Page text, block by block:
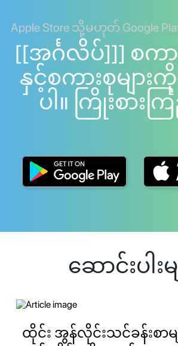
Apple Store သို့မဟုတ် Google
[[အင်္ဂလိပ်]]] စကာ
နှင့်စကားစုမျာ
ပါ။ ကြိုးစားက
ဆောင်းပါးမ
ထိုင်း အွန်လိုင်းသင်ခန်းစာမ